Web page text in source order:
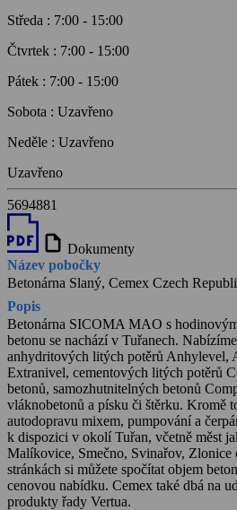
Středa : 7:00 - 15:00
Čtvrtek : 7:00 - 15:00
Pátek : 7:00 - 15:00
Sobota : Uzavřeno
Neděle : Uzavřeno
Uzavřeno
5694881
draft Dokumenty
Název pobočky
Betonárna Slaný, Cemex Czech
Popis
Betonárna SICOMA MAO s
betonu se nachází v Tuřanech.
anhydritových litých potěrů Anhylevel,
Extranivel, cementových litých potěrů
betonů, samozhutnitelných betonů
vláknobetonů a písku či štěrku. Kromě
autodopravu mixem, pumpování a
k dispozici v okolí Tuřan, včetně měst
Malíkovice, Smečno, Svinařov, Zlonice
stránkách si můžete spočítat objem
cenovou nabídku. Cemex také dbá na
produkty řady Vertua.